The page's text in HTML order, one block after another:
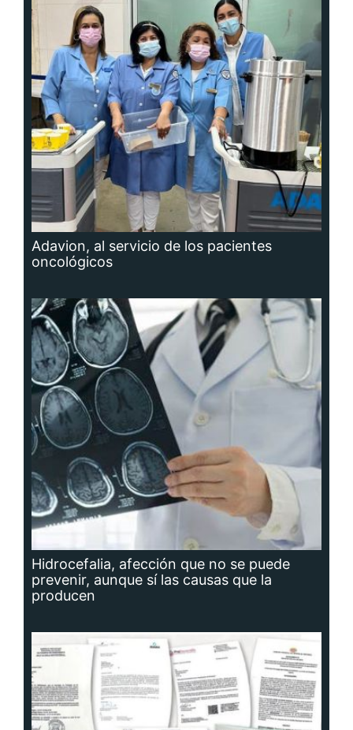
Adavion, al servicio de los pacientes
oncológicos
Hidrocefalia, afección que no se puede
prevenir, aunque sí las causas que la
producen